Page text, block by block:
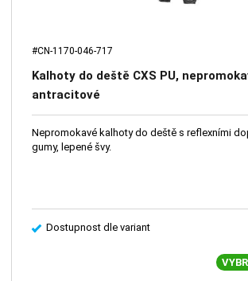
#CN-1170-046-717
Kalhoty do deště CXS PU,
antracitové
Nepromokavé kalhoty do deště s reflexními
gumy, lepené švy.
Dostupnost dle variant